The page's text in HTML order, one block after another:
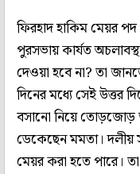
ফিরহাদ হাকিম মেয়র
পুরসভায় কার্যত
দেওয়া হবে না? তা
দিনের মধ্যে সেই উত্তর
বসানো নিয়ে
ডেকেছেন মমতা। দলীয়
মেয়র করা হতে পারে।